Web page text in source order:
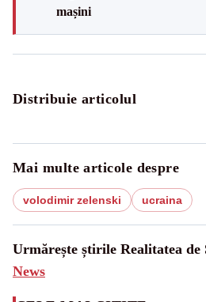
mașini
Distribuie articolul
Mai multe articole despre
volodimir zelenski ucraina
Urmărește știrile Realitatea de
News